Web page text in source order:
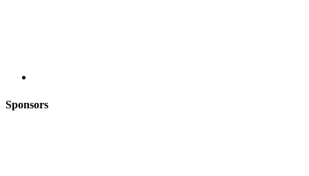
Sponsors